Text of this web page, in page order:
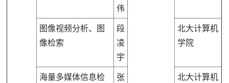
伟
图像视频分析、图
像检索
段
凌
宇
北大计算机
学院
海量多媒体信息检
张
北大计算机